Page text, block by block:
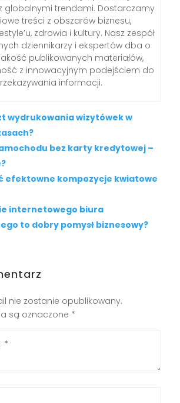
globalnymi trendami. Dostarczamy
treści z obszarów biznesu,
zdrowia i kultury. Nasz zespół
dziennikarzy i ekspertów dba o
publikowanych materiałów,
z innowacyjnym podejściem do
informacji.
wydrukowania wizytówek w
bez karty kredytowej –
efektowne kompozycje kwiatowe
internetowego biura
to dobry pomysł biznesowy?
nie zostanie opublikowany.
są oznaczone *